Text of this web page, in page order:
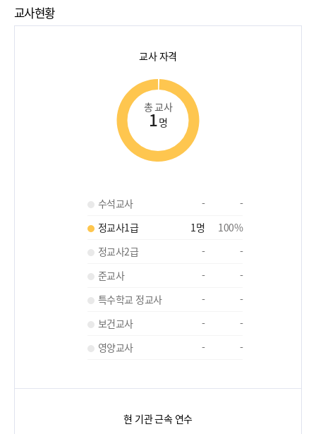
교사현황
교사 자격
총 교사
1명
수석교사 -
-
정교사1급
1명 100%
정교사2급
-
-
준교사
-
-
특수학교 정교사
-
-
보건교사
-
-
영양교사
- -
현 기관 근속 연수